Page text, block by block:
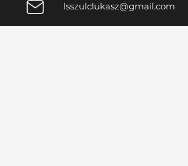
lsszulclukasz@gmail.com